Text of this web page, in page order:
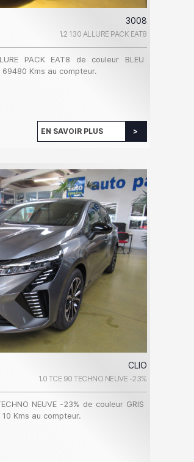
3008
1.2 130 ALLURE PACK EAT8
PACK EAT8 de couleur BLEU
69480 Kms au compteur.
EN SAVOIR PLUS
CLIO
1.0 TCE 90 TECHNO NEUVE -23%
NEUVE -23% de couleur GRIS
Kms au compteur.